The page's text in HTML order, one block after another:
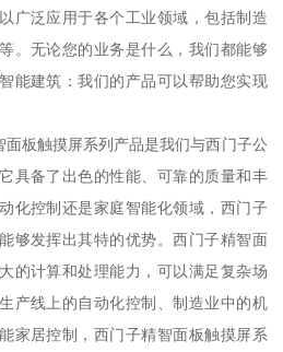
广泛应用于各个工业领域，包括制造
。无论您的业务是什么，我们都能够
能建筑：我们的产品可以帮助您实现
触摸屏系列产品是我们与西门子公
具备了出色的性能、可靠的质量和丰
化控制还是家庭智能化领域，西门子
够发挥出其特的优势。西门子精智面
的计算和处理能力，可以满足复杂场
产线上的自动化控制、制造业中的机
家居控制，西门子精智面板触摸屏系